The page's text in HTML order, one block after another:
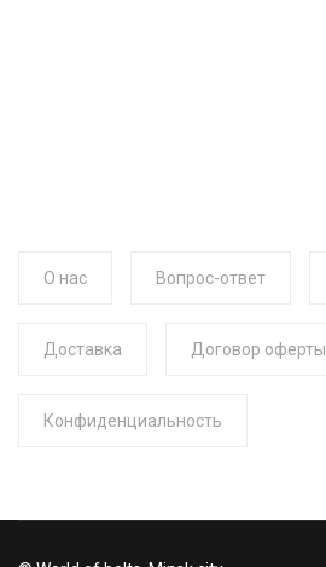
О нас Вопрос-ответ
Доставка Договор оферты
Конфиденциальность